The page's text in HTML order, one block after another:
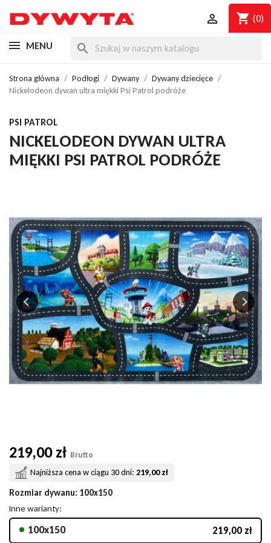
shopping_cart (0)

MENU search
Strona główna Podłogi Dywany
Dywany dziecięce
Nickelodeon dywan ultra miękki Psi Patrol podróże
PSI PATROL
NICKELODEON DYWAN ULTRA
MIĘKKI PSI PATROL PODRÓŻE
219,00 zł Brutto
Najniższa cena w ciągu 30 dni: 219,00 zł
Rozmiar dywanu: 100x150
Inne warianty:
100x150 219,00 zł